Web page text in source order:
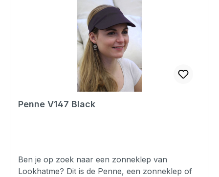
Penne V147 Black
Ben je op zoek naar een zonneklep van
Lookhatme? Dit is de Penne, een zonneklep of